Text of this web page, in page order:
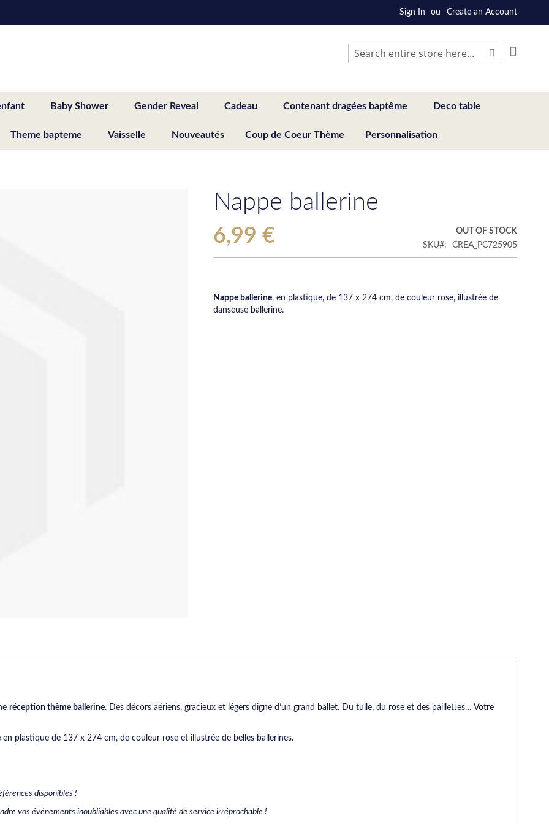
Sign In Create an Account
Search
Baby Shower Gender Reveal Cadeau Contenant dragées baptême Deco table
Theme bapteme Vaisselle Nouveautés Coup de Coeur Thème Personnalisation
Nappe ballerine
6,99 €
OUT OF STOCK
SKU
CREA_PC725905
Nappe ballerine, en plastique, de 137 x 274 cm, de couleur rose, illustrée de
danseuse ballerine.
réception thème ballerine. Des décors aériens, gracieux et légers digne d’un grand ballet. Du tulle, du rose et des paillettes… Votre
en plastique de 137 x 274 cm, de couleur rose et illustrée de belles ballerines.
disponibles !
vos événements inoubliables avec une qualité de service irréprochable !